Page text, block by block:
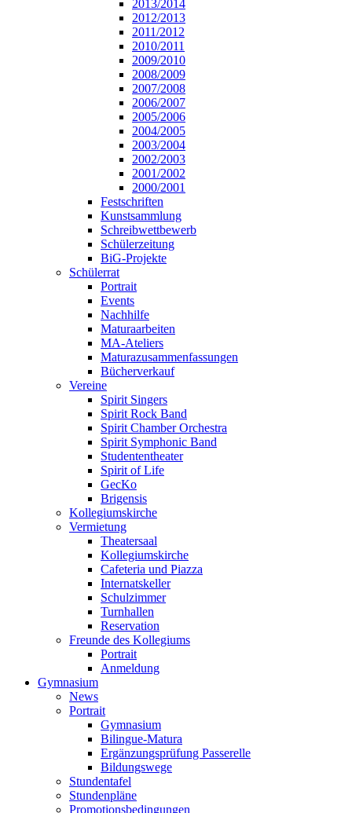
2013/2014
2012/2013
2011/2012
2010/2011
2009/2010
2008/2009
2007/2008
2006/2007
2005/2006
2004/2005
2003/2004
2002/2003
2001/2002
2000/2001
Festschriften
Kunstsammlung
Schreibwettbewerb
Schülerzeitung
BiG-Projekte
Schülerrat
Portrait
Events
Nachhilfe
Maturaarbeiten
MA-Ateliers
Maturazusammenfassungen
Bücherverkauf
Vereine
Spirit Singers
Spirit Rock Band
Spirit Chamber Orchestra
Spirit Symphonic Band
Studententheater
Spirit of Life
GecKo
Brigensis
Kollegiumskirche
Vermietung
Theatersaal
Kollegiumskirche
Cafeteria und Piazza
Internatskeller
Schulzimmer
Turnhallen
Reservation
Freunde des Kollegiums
Portrait
Anmeldung
Gymnasium
News
Portrait
Gymnasium
Bilingue-Matura
Ergänzungsprüfung Passerelle
Bildungswege
Stundentafel
Stundenpläne
Promotionsbedingungen